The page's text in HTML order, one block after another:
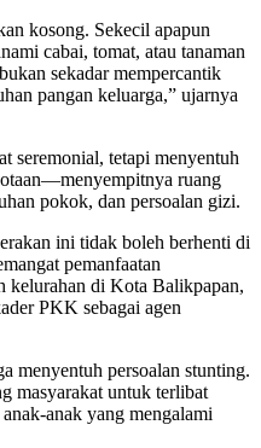
kosong. Sekecil apapun
cabai, tomat, atau tanaman
sekadar mempercantik
pangan keluarga,” ujarnya
seremonial, tetapi menyentuh
ruang
pokok, dan persoalan gizi.
ini tidak boleh berhenti di
pemanfaatan
kelurahan di Kota Balikpapan,
PKK sebagai agen
menyentuh persoalan stunting.
masyarakat untuk terlibat
anak yang mengalami